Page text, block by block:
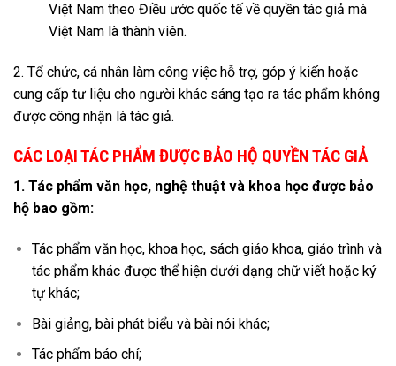
Việt Nam theo Điều ước quốc tế về quyền tác giả mà
Việt Nam là thành viên.
2. Tổ chức, cá nhân làm công việc hỗ trợ, góp ý kiến hoặc
cung cấp tư liệu cho người khác sáng tạo ra tác phẩm không
được công nhận là tác giả.
CÁC LOẠI TÁC PHẨM ĐƯỢC BẢO HỘ QUYỀN TÁC GIẢ
1. Tác phẩm văn học, nghệ thuật và khoa học được bảo
hộ bao gồm:
Tác phẩm văn học, khoa học, sách giáo khoa, giáo trình và
tác phẩm khác được thể hiện dưới dạng chữ viết hoặc ký
tự khác;
Bài giảng, bài phát biểu và bài nói khác;
Tác phẩm báo chí;